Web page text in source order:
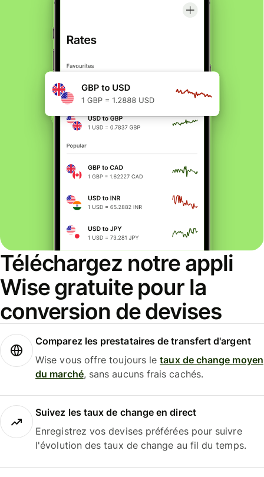
Téléchargez notre appli
Wise gratuite pour la
conversion de devises
Comparez les prestataires de transfert d'argent
Wise vous offre toujours letaux de change moyen
du marché, sans aucuns frais cachés.
Suivez les taux de change en direct
Enregistrez vos devises préférées pour suivre
l'évolution des taux de change au fil du temps.